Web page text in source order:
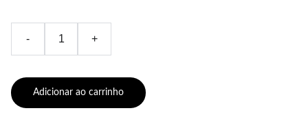
- +
Adicionar ao carrinho